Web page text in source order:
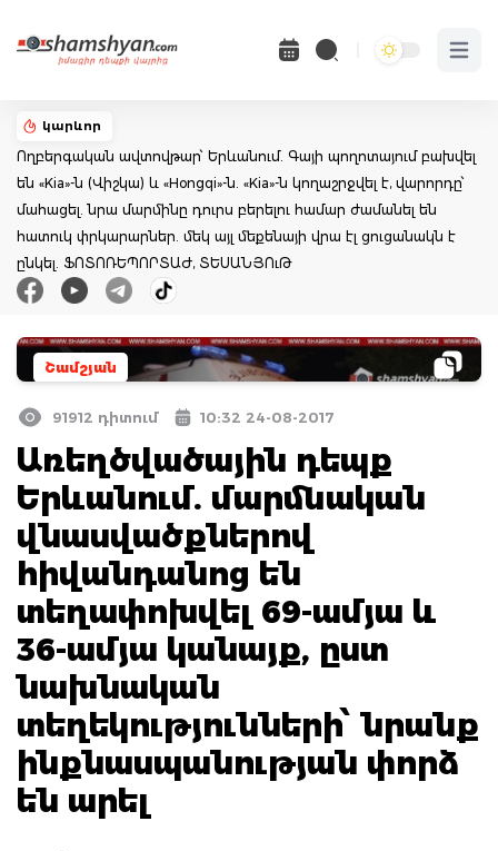
Open
կարևոր
Ողբերգական ավտովթար՝ Երևանում. Գայի պողոտայում բախվել
են «Kia»-ն (Վիշկա) և «Hongqi»-ն. «Kia»-ն կողաշրջվել է, վարորդը՝
մահացել. նրա մարմինը դուրս բերելու համար ժամանել են
հատուկ փրկարարներ. մեկ այլ մեքենայի վրա էլ ցուցանակն է
ընկել. ՖՈՏՈՌԵՊՈՐՏԱԺ, ՏԵՍԱՆՅՈւԹ
Շամշյան
91912 դիտում 10:32 24-08-2017
Առեղծվածային դեպք
Երևանում. մարմնական
վնասվածքներով
հիվանդանոց են
տեղափոխվել 69-ամյա և
36-ամյա կանայք, ըստ
նախնական
տեղեկությունների՝ նրանք
ինքնասպանության փորձ
են արել